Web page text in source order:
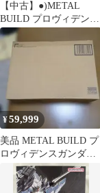
【中古】●)METAL
BUILD プロヴィデンス
ガンダム[79]
¥59,999
美品 METAL BUILD プ
ロヴィデンスガンダム
CLIMAX BATTLE